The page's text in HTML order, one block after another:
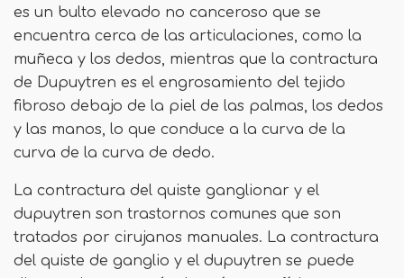
es un bulto elevado no canceroso que se
encuentra cerca de las articulaciones, como la
muñeca y los dedos, mientras que la contractura
de Dupuytren es el engrosamiento del tejido
fibroso debajo de la piel de las palmas, los dedos
y las manos, lo que conduce a la curva de la
curva de la curva de dedo.
La contractura del quiste ganglionar y el
dupuytren son trastornos comunes que son
tratados por cirujanos manuales. La contractura
del quiste de ganglio y el dupuytren se puede